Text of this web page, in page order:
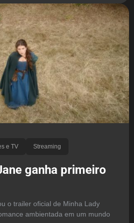
e TV Streaming
ganha primeiro
o trailer oficial de Minha Lady
ambientada em um mundo